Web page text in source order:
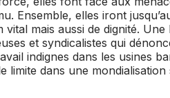
Ensemble, elles iront
vital mais aussi de dignité.
et syndicalistes qui
indignes dans les usines
limite dans une mondialisation